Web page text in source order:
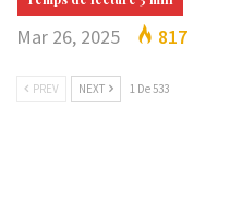
Mar 26, 2025 817
PREV NEXT 1 De 533